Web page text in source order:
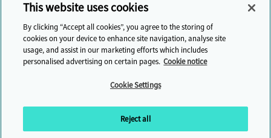
fale conosco
Central de Ajuda
Cambridge One
online
This website uses cookies
By clicking “Accept all cookies”, you agree to the storing of
cookies on your device to enhance site navigation, analyse site
usage, and assist in our marketing efforts which includes
personalised advertising on certain pages. Cookie notice
Cookie Settings
Reject all